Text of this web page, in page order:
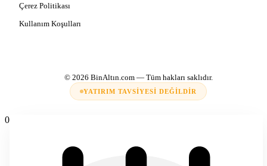
Çerez Politikası
Kullanım Koşulları
© 2026 BinAltın.com— Tüm hakları saklıdır.
YATIRIM TAVSIYESI DEĞILDIR
0